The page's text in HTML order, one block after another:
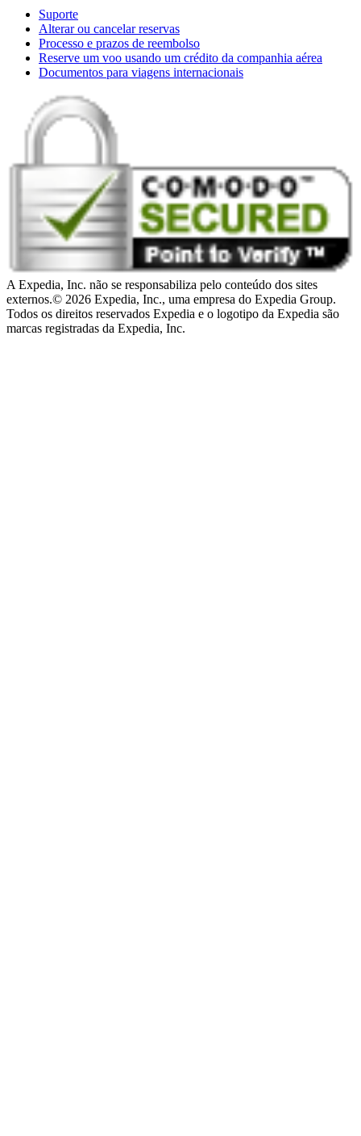
Suporte
Alterar ou cancelar reservas
Processo e prazos de reembolso
Reserve um voo usando um crédito da companhia aérea
Documentos para viagens internacionais
A Expedia, Inc. não se responsabiliza pelo conteúdo dos sites
externos.© 2026 Expedia, Inc., uma empresa do Expedia Group.
Todos os direitos reservados Expedia e o logotipo da Expedia são
marcas registradas da Expedia, Inc.